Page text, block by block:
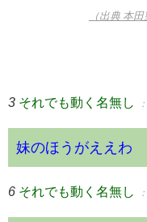
（出典 本
3 それでも動く名無し
妹のほうがええわ
6 それでも動く名無し